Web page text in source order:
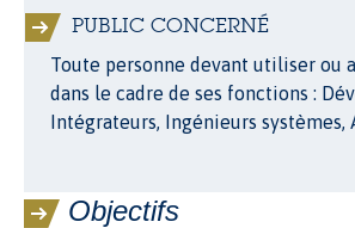
PUBLIC CONCERNÉ
Toute personne devant utiliser ou
dans le cadre de ses fonctions :
Intégrateurs, Ingénieurs systèmes,
Objectifs